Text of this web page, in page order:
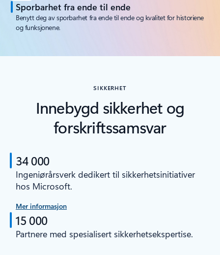
Sporbarhet fra ende til ende
Benytt deg av sporbarhet fra ende til ende og kvalitet for historiene
og funksjonene.
SIKKERHET
Innebygd sikkerhet og
forskriftssamsvar
34 000
Ingeniørårsverk dedikert til sikkerhetsinitiativer
hos Microsoft.
Mer informasjon
15 000
Partnere med spesialisert sikkerhetsekspertise.